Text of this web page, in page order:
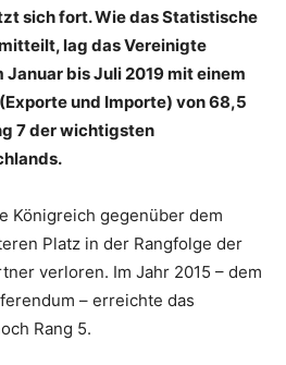
sich fort. Wie das Statistische
lag das Vereinigte
bis Juli 2019 mit einem
und Importe) von 68,5
7 der wichtigsten
Königreich gegenüber dem
Platz in der Rangfolge der
verloren. Im Jahr 2015 – dem
– erreichte das
Rang 5.